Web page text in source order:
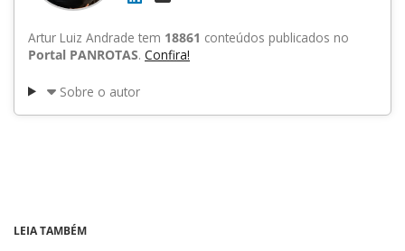
Artur Luiz Andrade tem 18861 conteúdos publicados no
Portal PANROTAS. Confira!
Sobre o autor
LEIA TAMBÉM